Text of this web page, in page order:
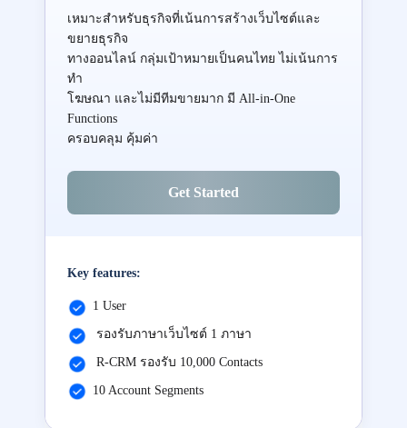
เหมาะสำหรับธุรกิจที่เน้นการสร้างเว็บไซต์และ
ขยายธุรกิจ
ทางออนไลน์ กลุ่มเป้าหมายเป็นคนไทย ไม่เน้นการ
ทำ
โฆษณา และไม่มีทีมขายมาก มี All-in-One
Functions
ครอบคลุม คุ้มค่า
Get Started
Key features:
1 User
รองรับภาษาเว็บไซต์ 1 ภาษา
R-CRM รองรับ 10,000 Contacts
10 Account Segments